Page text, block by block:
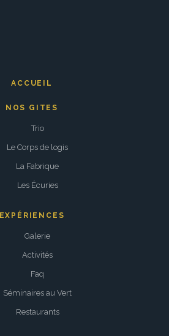
ACCUEIL
NOS GITES
Trio
Le Corps de logis
La Fabrique
Les Écuries
EXPÉRIENCES
Galerie
Activités
Faq
Séminaires au Vert
Restaurants